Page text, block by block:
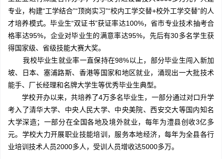
专业，构建“工学结合”“顶岗实习”“校内工学交替+校外工学交替”的人
才培养模式。毕业生“双证书”获证率达100%，省市专业技术抽考合
格率达95%，企业对毕业生的满意率达95%，先后有30多名学生获
得国家级、省级技能大赛大奖。
我校毕业生就业率一直保持在98%以上，部分毕业生闯入新加
坡、日本、塞浦路斯、香港等国家和地区就业，涌现出一大批技术
能手、厂长经理和名牌大学生等优秀毕业生典型。
学校开办以来，共培养了4万多名毕业生，一部分通过对口升学
考入了清华大学、中央人民大学、中央美院、西安交大等国内知名
大学深造；一部分在全国各地及境外就业，每年为澧县创收3亿多
元。学校大力开展职业技能培训，服务本地经济，每年为全县各行
业培训技术人员2000多人，受训人员增收达5000多万。